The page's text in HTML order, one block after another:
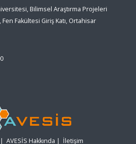
Bilimsel Araştırma Projeleri
Fakültesi Giriş Katı, Ortahisar
| AVESİS Hakkında | İletişim